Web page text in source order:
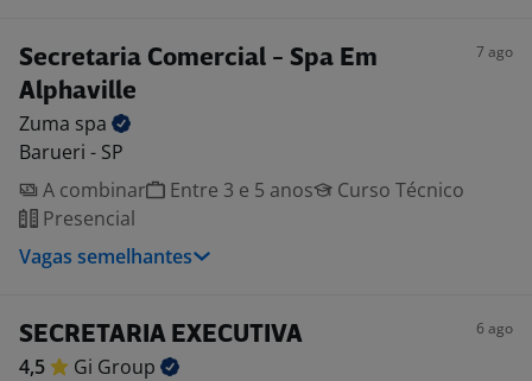
Secretaria Comercial - Spa Em
Alphaville
7 ago
Zuma spa
Barueri - SP
A combinar
Entre 3 e 5 anos
Curso Técnico
Presencial
Vagas semelhantes
SECRETARIA EXECUTIVA 6 ago
4,5 Gi Group